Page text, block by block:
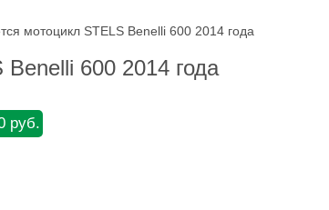
мотоцикл STELS Benelli 600 2014 года
600 2014 года
руб.